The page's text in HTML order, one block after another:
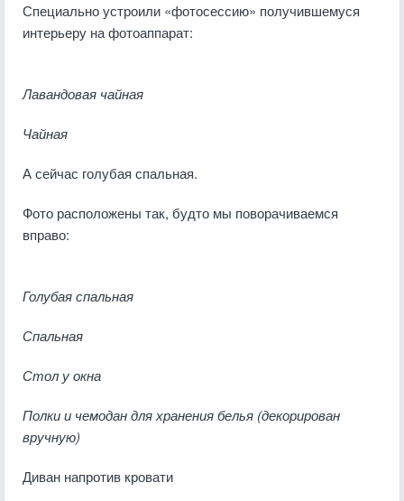
Специально устроили «фотосессию» получившемуся
интерьеру на фотоаппарат:
Лавандовая чайная
Чайная
А сейчас голубая спальная.
Фото расположены так, будто мы поворачиваемся
вправо:
Голубая спальная
Спальная
Стол у окна
Полки и чемодан для хранения белья (декорирован
вручную)
Диван напротив кровати